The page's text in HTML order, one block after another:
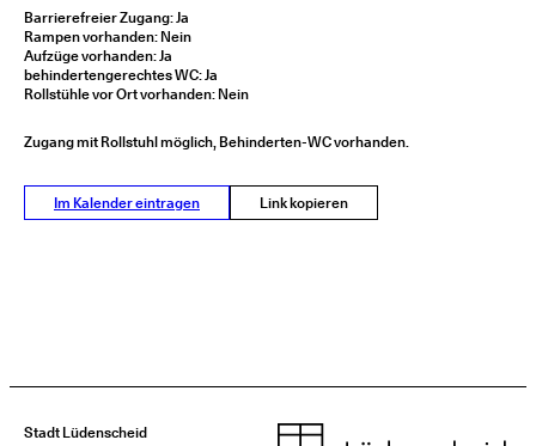
Barrierefreier Zugang: Ja
Rampen vorhanden: Nein
Aufzüge vorhanden: Ja
behindertengerechtes WC: Ja
Rollstühle vor Ort vorhanden: Nein
Zugang mit Rollstuhl möglich, Behinderten-WC vorhanden.
Im Kalender eintragen Link kopieren
Stadt Lüdenscheid